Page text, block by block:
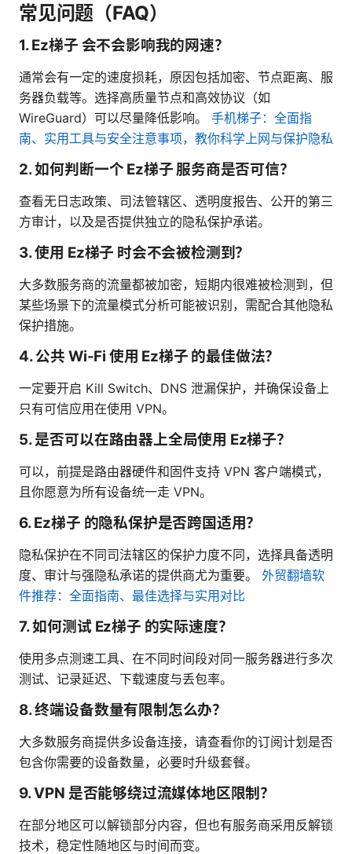
常见问题（FAQ）
1. Ez梯子 会不会影响我的网速？
通常会有一定的速度损耗，原因包括加密、节点距离、服
务器负载等。选择高质量节点和高效协议（如
WireGuard）可以尽量降低影响。 手机梯子：全面指
南、实用工具与安全注意事项，教你科学上网与保护隐私
2. 如何判断一个 Ez梯子 服务商是否可信？
查看无日志政策、司法管辖区、透明度报告、公开的第三
方审计，以及是否提供独立的隐私保护承诺。
3. 使用 Ez梯子 时会不会被检测到？
大多数服务商的流量都被加密，短期内很难被检测到，但
某些场景下的流量模式分析可能被识别，需配合其他隐私
保护措施。
4. 公共 Wi-Fi 使用 Ez梯子 的最佳做法？
一定要开启 Kill Switch、DNS 泄漏保护，并确保设备上
只有可信应用在使用 VPN。
5. 是否可以在路由器上全局使用 Ez梯子？
可以，前提是路由器硬件和固件支持 VPN 客户端模式，
且你愿意为所有设备统一走 VPN。
6. Ez梯子 的隐私保护是否跨国适用？
隐私保护在不同司法辖区的保护力度不同，选择具备透明
度、审计与强隐私承诺的提供商尤为重要。 外贸翻墙软
件推荐：全面指南、最佳选择与实用对比
7. 如何测试 Ez梯子 的实际速度？
使用多点测速工具、在不同时间段对同一服务器进行多次
测试、记录延迟、下载速度与丢包率。
8. 终端设备数量有限制怎么办？
大多数服务商提供多设备连接，请查看你的订阅计划是否
包含你需要的设备数量，必要时升级套餐。
9. VPN 是否能够绕过流媒体地区限制？
在部分地区可以解锁部分内容，但也有服务商采用反解锁
技术，稳定性随地区与时间而变。